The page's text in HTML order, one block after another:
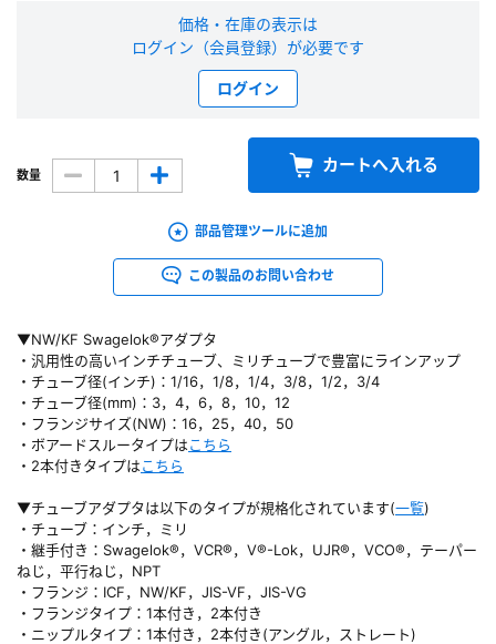
▼NW/KF Swagelok®アダプタ
・汎用性の高いインチチューブ、ミリチューブで豊富にラインアップ
・チューブ径(インチ)：1/16，1/8，1/4，3/8，1/2，3/4
・チューブ径(mm)：3，4，6，8，10，12
・フランジサイズ(NW)：16，25，40，50
・ボアードスルータイプはこちら
・2本付きタイプはこちら
▼チューブアダプタは以下のタイプが規格化されています(一覧)
・チューブ：インチ，ミリ
・継手付き：Swagelok®，VCR®，V®-Lok，UJR®，VCO®，テーパー
ねじ，平行ねじ，NPT
・フランジ：ICF，NW/KF，JIS-VF，JIS-VG
・フランジタイプ：1本付き，2本付き
・ニップルタイプ：1本付き，2本付き(アングル，ストレート)
価格・在庫の表示は
ログイン（会員登録）が必要です
ログイン
数量 カートへ入れる
部品管理ツールに追加
この製品のお問い合わせ
ログイン
※パスワードをお忘れの方は、パスワード再発行ページ
お問い合わせページ